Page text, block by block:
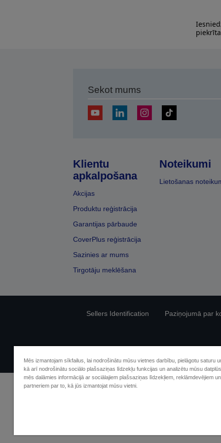
Sekot mums
Klientu
apkalpošana
Akcijas
Produktu reģistrācija
Garantijas pārbaude
CoverPlus reģistrācija
Sazinies ar mums
Tirgotāju meklēšana
Noteikumi
Lietošanas
Sellers Identification Paziņojumā par
Mēs izmantojam sīkfailus, lai nodrošinātu mūsu vietnes darbību, pielāgotu saturu
kā arī nodrošinātu sociālo plašsaziņas līdzekļu funkcijas un analizētu mūsu
mēs dalāmies informācijā ar sociālajiem plašsaziņas līdzekļiem, reklāmdevējiem
partneriem par to, kā jūs izmantojat mūsu vietni.